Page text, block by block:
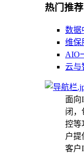
热门推荐
数据
维保
AIO
云与
面向
闭，
控等
户提
客户